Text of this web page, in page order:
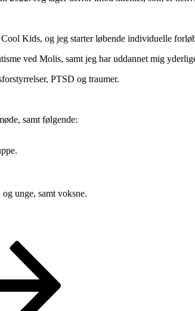
Kids, og jeg starter løbende individuelle
ved Molis, samt jeg har uddannet mig
PTSD og traumer.
samt følgende:
unge, samt voksne.